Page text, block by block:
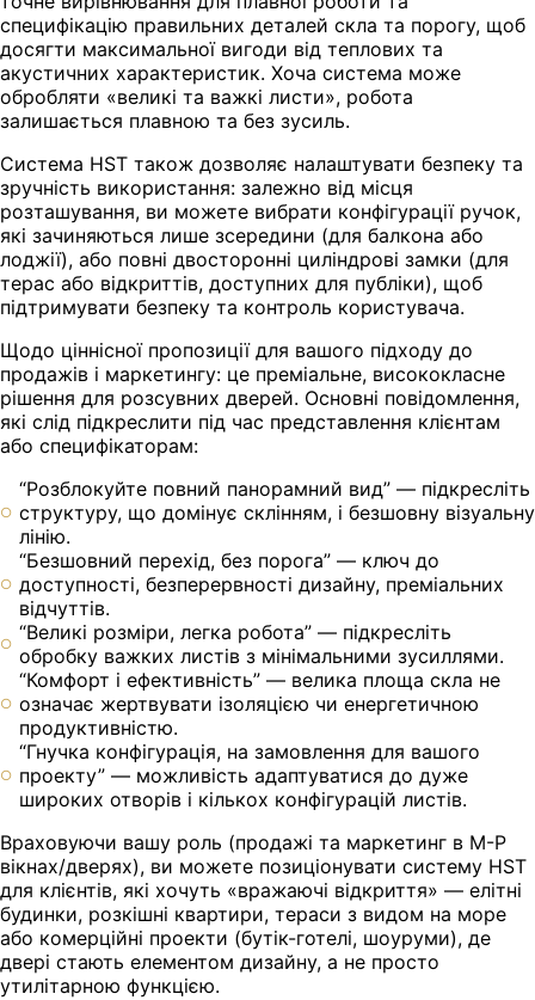
специфікацію правильних деталей скла та порогу, щоб
досягти максимальної вигоди від теплових та
акустичних характеристик. Хоча система може
обробляти «великі та важкі листи», робота
залишається плавною та без зусиль.
Система HST також дозволяє налаштувати безпеку та
зручність використання: залежно від місця
розташування, ви можете вибрати конфігурації ручок,
які зачиняються лише зсередини (для балкона або
лоджії), або повні двосторонні циліндрові замки (для
терас або відкриттів, доступних для публіки), щоб
підтримувати безпеку та контроль користувача.
Щодо ціннісної пропозиції для вашого підходу до
продажів і маркетингу: це преміальне, висококласне
рішення для розсувних дверей. Основні повідомлення,
які слід підкреслити під час представлення клієнтам
або специфікаторам:
“Розблокуйте повний панорамний вид” — підкресліть
структуру, що домінує склінням, і безшовну візуальну
лінію.
“Безшовний перехід, без порога” — ключ до
доступності, безперервності дизайну, преміальних
відчуттів.
“Великі розміри, легка робота” — підкресліть
обробку важких листів з мінімальними зусиллями.
“Комфорт і ефективність” — велика площа скла не
означає жертвувати ізоляцією чи енергетичною
продуктивністю.
“Гнучка конфігурація, на замовлення для вашого
проекту” — можливість адаптуватися до дуже
широких отворів і кількох конфігурацій листів.
Враховуючи вашу роль (продажі та маркетинг в M-P
вікнах/дверях), ви можете позиціонувати систему HST
для клієнтів, які хочуть «вражаючі відкриття» — елітні
будинки, розкішні квартири, тераси з видом на море
або комерційні проекти (бутік-готелі, шоуруми), де
двері стають елементом дизайну, а не просто
утилітарною функцією.